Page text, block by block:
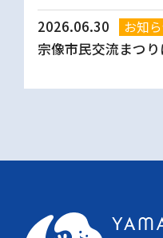
2026.06.30
お知
宗像市民交流まつり